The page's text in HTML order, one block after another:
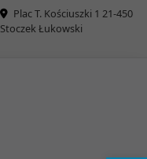
Plac T. Kościuszki 1 21-450
Stoczek Łukowski